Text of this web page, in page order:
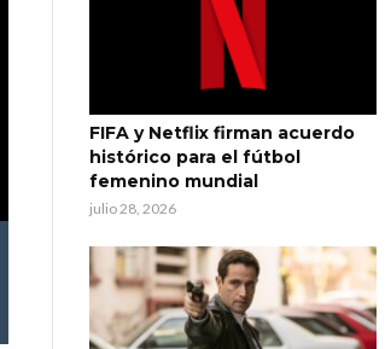
FIFA y Netflix firman acuerdo
histórico para el fútbol
femenino mundial
julio 28, 2026